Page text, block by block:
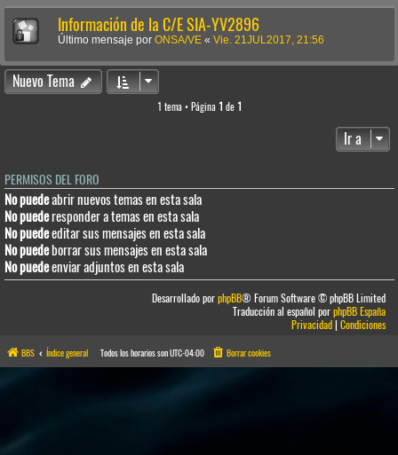
Información de la C/E SIA-YV2896
Último mensaje por ONSA/VE « Vie. 21JUL2017, 21:56
Nuevo Tema
1 tema • Página 1 de 1
Ir a
PERMISOS DEL FORO
No puedeabrir nuevos temas en esta sala
No puederesponder a temas en esta sala
No puedeeditar sus mensajes en esta sala
No puedeborrar sus mensajes en esta sala
No puedeenviar adjuntos en esta sala
Desarrollado porphpBB® Forum Software © phpBB Limited
Traducción al español porphpBB España
Privacidad|Condiciones
BBS Índice general Todos los horarios sonUTC-04:00 Borrar cookies